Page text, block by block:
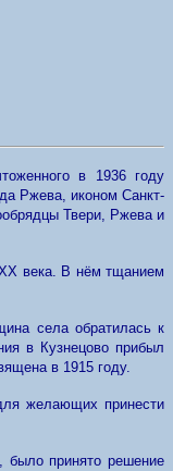
в 1936 году
Ржева, иконом Санкт-
Твери, Ржева и
века. В нём тщанием
села обратилась к
в Кузнецово прибыл
в 1915 году.
желающих принести
было принято решение